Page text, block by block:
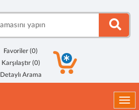
Favoriler(0)
Karşılaştır (0)
Detaylı Arama